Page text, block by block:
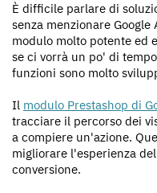
È difficile parlare di
senza menzionare
modulo molto potente ed
se ci vorrà un po' di
funzioni sono molto
Il modulo Prestashop di
tracciare il percorso dei
a compiere un'azione.
migliorare l'esperienza
conversione.